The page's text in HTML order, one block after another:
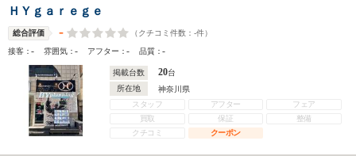
ＨＹｇａｒｅｇｅ
総合評価 - （クチコミ件数： -件）
接客：- 雰囲気：- アフター：- 品質：-
掲載台数 20台
所在地
神奈川県
スタッフ
アフター
フェア
買取
保証
整備
クチコミ
クーポン